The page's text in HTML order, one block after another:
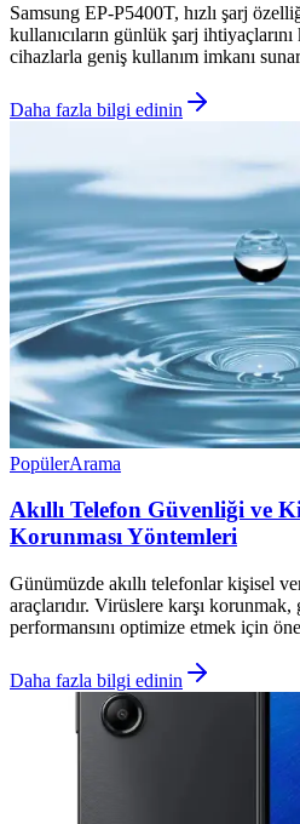
Samsung EP-P5400T, hızlı şarj
kullanıcıların günlük şarj
cihazlarla geniş kullanım imkanı
Daha fazla bilgi edinin
PopülerArama
Akıllı Telefon Güvenliği ve
Korunması Yöntemleri
Günümüzde akıllı telefonlar kişisel
araçlarıdır. Virüslere karşı
performansını optimize etmek için
Daha fazla bilgi edinin